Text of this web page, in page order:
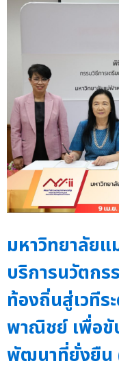
มหาวิทยาลัย
บริการนวัตกร
ท้องถิ่นสู่เวทีร
พาณิชย์ เพื่อขั
พัฒนาที่ยั่งยืน